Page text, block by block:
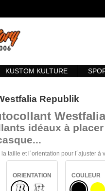
KUSTOM KULTURE
Republik
idéaux à
taille et l´orientation pour l´ajuster à
ORIENTATION
NormalVERRE INTÉRIEUR
COULEUR
NOIR